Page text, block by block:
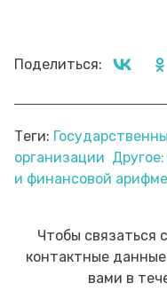
Поделиться:
Теги:
организации
и финансовой
Чтобы связаться
контактные
вами в